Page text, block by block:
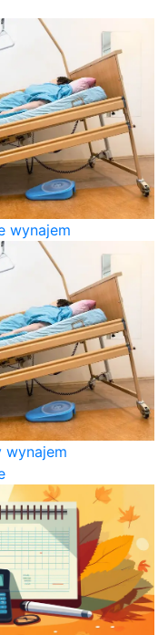
wynajem
wynajem